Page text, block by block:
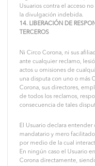
Usuarios contra el acceso
la divulgación indebida.
14. LIBERACIÓN DE
TERCEROS
Ni Circo Corona, ni sus
ante cualquier reclamo,
actos u omisiones de
una disputa con uno o más
Corona, sus directores,
de todos los reclamos,
consecuencia de tales
El Usuario declara
mandatario y mero
por medio de la cual
En ningún caso el Usuario
Corona directamente,